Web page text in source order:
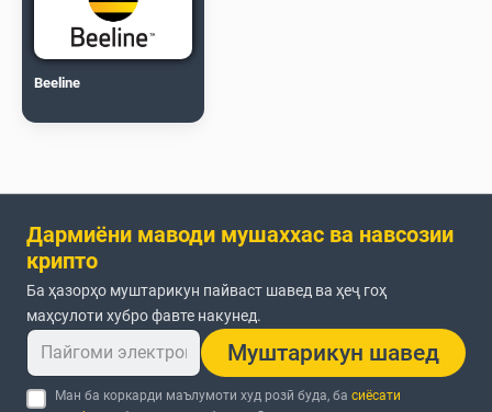
Beeline
Дармиёни маводи мушаххас ва навсозии
крипто
Ба ҳазорҳо муштарикун пайваст шавед ва ҳеҷ гоҳ
маҳсулоти хубро фавте накунед.
Муштарикун шавед
Ман ба коркарди маълумоти худ розӣ буда, басиёсати